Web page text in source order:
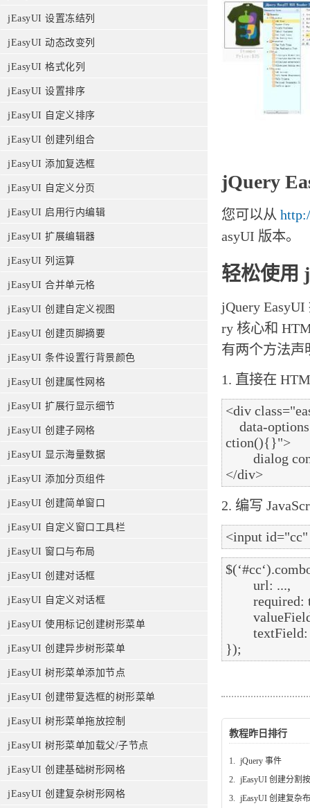
jEasyUI 设置冻结列
jEasyUI 动态改变列
jEasyUI 格式化列
jEasyUI 设置排序
jEasyUI 自定义排序
jEasyUI 创建列组合
jEasyUI 添加复选框
jEasyUI 自定义分页
jEasyUI 启用行内编辑
jEasyUI 扩展编辑器
jEasyUI 列运算
jEasyUI 合并单元格
jEasyUI 创建自定义视图
jEasyUI 创建页脚摘要
jEasyUI 条件设置行背景颜色
jEasyUI 创建属性网格
jEasyUI 扩展行显示细节
jEasyUI 创建子网格
jEasyUI 显示海量数据
jEasyUI 添加分页组件
jEasyUI 创建简单窗口
jEasyUI 自定义窗口工具栏
jEasyUI 窗口与布局
jEasyUI 创建对话框
jEasyUI 自定义对话框
jEasyUI 使用标记创建树形菜单
jEasyUI 创建异步树形菜单
jEasyUI 树形菜单添加节点
jEasyUI 创建带复选框的树形菜单
jEasyUI 树形菜单拖放控制
jEasyUI 树形菜单加载父/子节点
jEasyUI 创建基础树形网格
jEasyUI 创建复杂树形网格
jQuery
您可以从
asyUI 版本。
轻松使用
jQuery
ry 核心和
有两个方法声
1. 直接在
<div
ction(){}">
2. 编写
教程昨日排行
1.
jQuery 事件
2.
jEasyUI 创建分割
3.
jEasyUI 创建复杂